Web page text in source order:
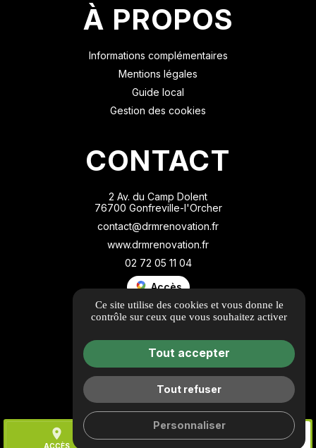
place
ACCÈS
call
À PROPOS
Informations complémentaires
Mentions légales
Guide local
Gestion des cookies
CONTACT
2 Av. du Camp Dolent
76700 Gonfreville-l'Orcher
contact@drmrenovation.fr
www.drmrenovation.fr
02 72 05 11 04
Accès
Ce site utilise des cookies et vous donne le
contrôle sur ceux que vous souhaitez activer
Tout accepter
Tout refuser
Personnaliser